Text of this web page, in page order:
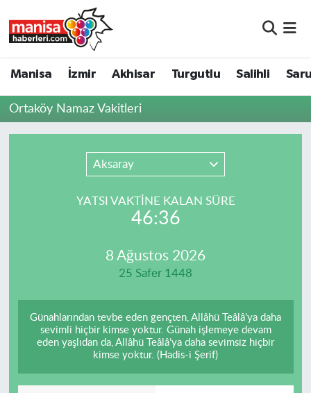
Manisa İzmir Akhisar Turgutlu Salihli
Ortaköy Namaz Vakitleri
Aksaray
YATSI VAKTİNE KALAN SÜRE
46:36
8 Ağustos 2026
25 Safer 1448
Günahlarından tevbe eden gençten, Allâhü Teâlâ’ya daha
sevimli hiçbir kimse yoktur. Günah işlemeye devam
eden yaşlıdan da, Allâhü Teâlâ’ya daha sevimsiz hiçbir
kimse yoktur. (Hadis-i Şerif)
Akhisar
Resmi İlanlar
Manisa Nöbetçi Eczaneler
Manisa Namaz Vakitleri
Manisa Trafik Yoğunluk Haritası
Süper Lig Puan Durumu ve Fikstür
Son Dakika Haberleri
Haber Arşivi